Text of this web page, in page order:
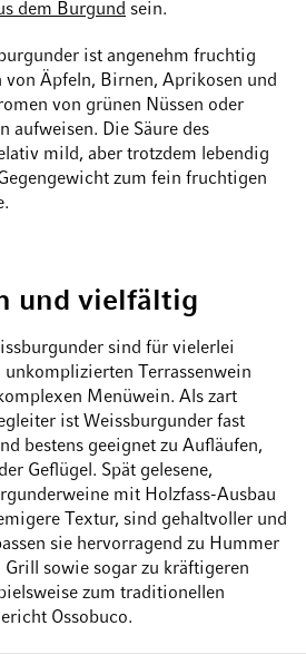
dem Burgund sein.
ist angenehm fruchtig
von Äpfeln, Birnen, Aprikosen und
von grünen Nüssen oder
aufweisen. Die Säure des
mild, aber trotzdem lebendig
zum fein fruchtigen
und vielfältig
sind für vielerlei
unkomplizierten Terrassenwein
Menüwein. Als zart
ist Weissburgunder fast
bestens geeignet zu Aufläufen,
Geflügel. Spät gelesene,
mit Holzfass-Ausbau
Textur, sind gehaltvoller und
sie hervorragend zu Hummer
sowie sogar zu kräftigeren
zum traditionellen
Ossobuco.